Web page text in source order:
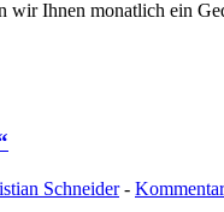
Ihnen monatlich ein
Schneider-